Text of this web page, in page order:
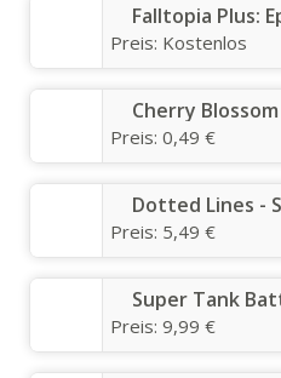
Falltopia Plus:
Preis: Kostenlos
Cherry
Preis: 0,49 €
Dotted Lines -
Preis: 5,49 €
Super Tank
Preis: 9,99 €